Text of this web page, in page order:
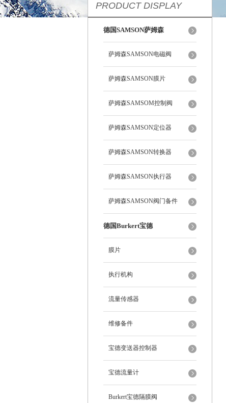
PRODUCT DISPLAY
德国SAMSON萨姆森
萨姆森SAMSON电磁阀
萨姆森SAMSON膜片
萨姆森SAMSOM控制阀
萨姆森SAMSON定位器
萨姆森SAMSON转换器
萨姆森SAMSON执行器
萨姆森SAMSON阀门备件
德国Burkert宝德
膜片
执行机构
流量传感器
维修备件
宝德变送器控制器
宝德流量计
Burkert宝德隔膜阀